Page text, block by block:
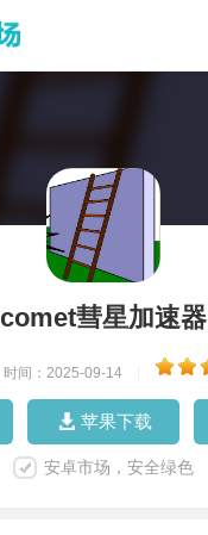
comet彗星加速器
时间：2025-09-14
苹果下载
安卓市场，安全绿色